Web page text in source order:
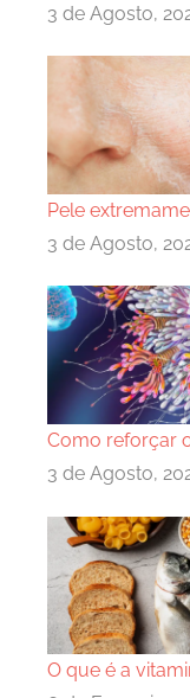
3 de Agosto,
Pele
3 de Agosto,
Como reforçar
3 de Agosto,
O que é a